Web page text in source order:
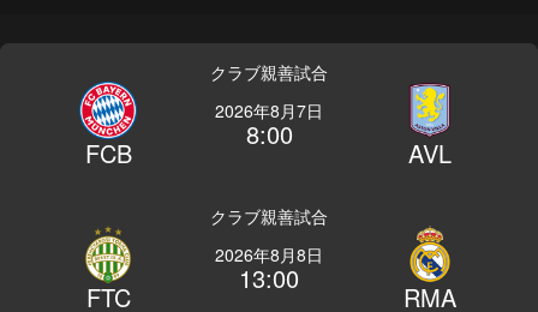
クラブ親善試合
FCB
2026年8月7日
8:00
AVL
クラブ親善試合
FTC
2026年8月8日
13:00
RMA